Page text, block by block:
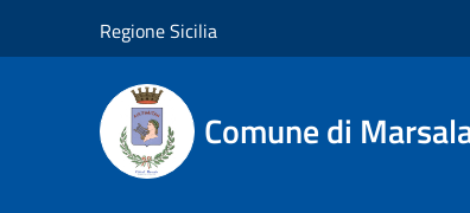
Regione Sicilia
Comune di